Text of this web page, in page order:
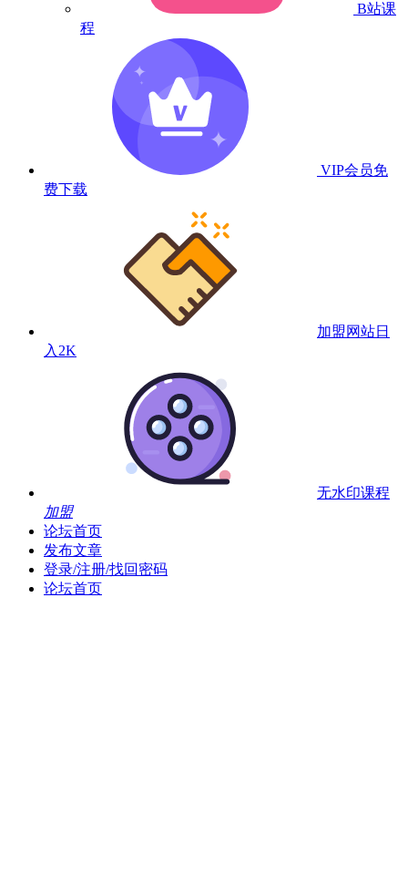
B站课
程
VIP会员免
费下载
加盟网站日
入2K
无水印课程
加盟
论坛首页
发布文章
登录/注册/找回密码
论坛首页